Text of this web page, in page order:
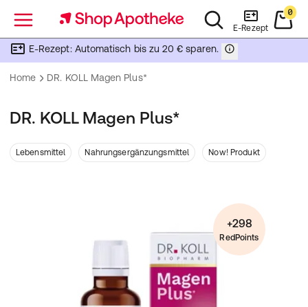
Menü E-Rezept
0
E-Rezept: Automatisch bis zu 20 € sparen.
Home DR. KOLL Magen Plus*
DR. KOLL Magen Plus*
Lebensmittel Nahrungsergänzungsmittel Now! Produkt
+298
RedPoints